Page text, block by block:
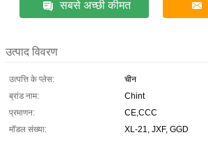
सबसे अच्छी कीमत
उत्पाद विवरण
उत्पत्ति के प्लेस:
चीन
ब्रांड नाम:
Chint
प्रमाणन:
CE,CCC
मॉडल संख्या:
XL-21, JXF, GGD